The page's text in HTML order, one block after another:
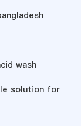
wash
solution for